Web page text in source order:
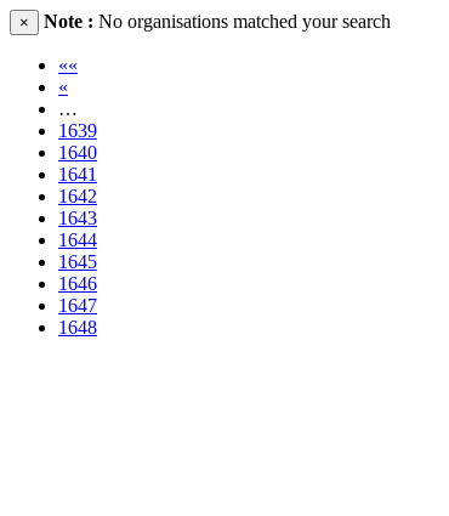
× Note : No organisations matched your search
««
«
…
1639
1640
1641
1642
1643
1644
1645
1646
1647
1648